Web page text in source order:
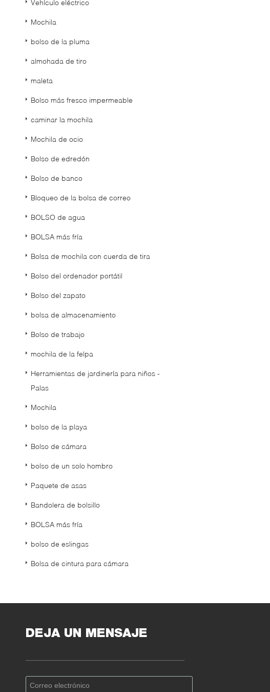
Vehículo eléctrico
Mochila
bolso de la pluma
almohada de tiro
maleta
Bolso más fresco impermeable
caminar la mochila
Mochila de ocio
Bolso de edredón
Bolso de banco
Bloqueo de la bolsa de correo
BOLSO de agua
BOLSA más fría
Bolsa de mochila con cuerda de tira
Bolso del ordenador portátil
Bolso del zapato
bolsa de almacenamiento
Bolso de trabajo
mochila de la felpa
Herramientas de jardinería para niños -
Palas
Mochila
bolso de la playa
Bolso de cámara
bolso de un solo hombro
Paquete de asas
Bandolera de bolsillo
BOLSA más fría
bolso de eslingas
Bolsa de cintura para cámara
DEJA UN MENSAJE